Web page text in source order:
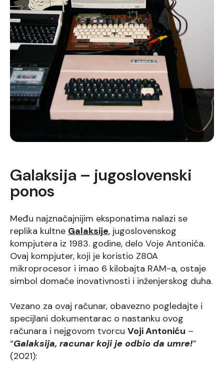
Galaksija – jugoslovenski
ponos
Među najznačajnijim eksponatima nalazi se
replika kultne Galaksije, jugoslovenskog
kompjutera iz 1983. godine, delo Voje Antonića.
Ovaj kompjuter, koji je koristio Z80A
mikroprocesor i imao 6 kilobajta RAM-a, ostaje
simbol domaće inovativnosti i inženjerskog duha.
Vezano za ovaj računar, obavezno pogledajte i
specijlani dokumentarac o nastanku ovog
računara i nejgovom tvorcu Voji Antoniću –
“Galaksija, racunar koji je odbio da umre!”
(2021):